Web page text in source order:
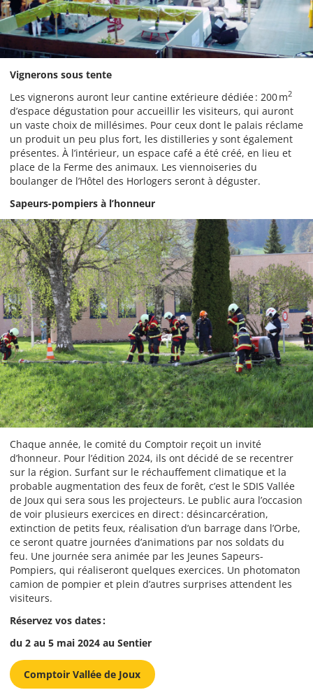
Vignerons sous tente
Les vignerons auront leur cantine extérieure dédiée : 200 m2
d’espace dégustation pour accueillir les visiteurs, qui auront
un vaste choix de millésimes. Pour ceux dont le palais réclame
un produit un peu plus fort, les distilleries y sont également
présentes. À l’intérieur, un espace café a été créé, en lieu et
place de la Ferme des animaux. Les viennoiseries du
boulanger de l’Hôtel des Horlogers seront à déguster.
Sapeurs-pompiers à l’honneur
Chaque année, le comité du Comptoir reçoit un invité
d’honneur. Pour l’édition 2024, ils ont décidé de se recentrer
sur la région. Surfant sur le réchauffement climatique et la
probable augmentation des feux de forêt, c’est le SDIS Vallée
de Joux qui sera sous les projecteurs. Le public aura l’occasion
de voir plusieurs exercices en direct : désincarcération,
extinction de petits feux, réalisation d’un barrage dans l’Orbe,
ce seront quatre journées d’animations par nos soldats du
feu. Une journée sera animée par les Jeunes Sapeurs-
Pompiers, qui réaliseront quelques exercices. Un photomaton
camion de pompier et plein d’autres surprises attendent les
visiteurs.
Réservez vos dates :
du 2 au 5 mai 2024 au Sentier
Comptoir Vallée de Joux